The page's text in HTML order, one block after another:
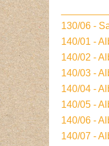
130/06 -
140/01 -
140/02 -
140/03 -
140/04 -
140/05 -
140/06 -
140/07 -